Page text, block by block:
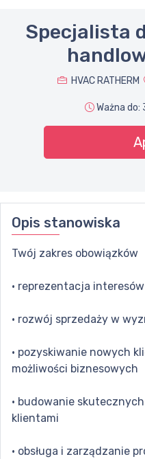
Specjalista
HVAC RATHERM
Ważna do:
Opis stanowiska
Twój zakres obowiązków
· reprezentacja
· rozwój sprzedaży w
· pozyskiwanie nowych
możliwości biznesowych
· budowanie
klientami
· obsługa i zarządzanie